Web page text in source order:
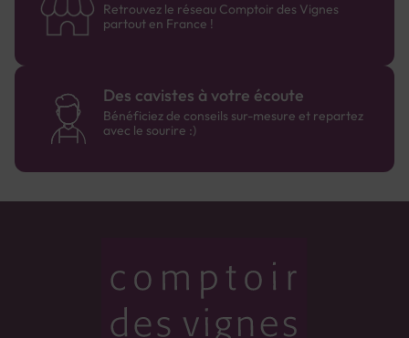
Retrouvez le réseau Comptoir des Vignes
partout en France !
Des cavistes à votre écoute
Bénéficiez de conseils sur-mesure et repartez
avec le sourire :)